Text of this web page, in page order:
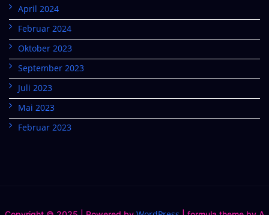
April 2024
Februar 2024
Oktober 2023
September 2023
Juli 2023
Mai 2023
Februar 2023